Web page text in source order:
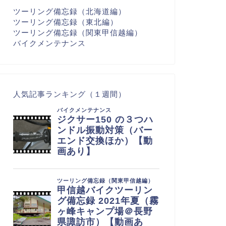
ツーリング備忘録（北海道編）
ツーリング備忘録（東北編）
ツーリング備忘録（関東甲信越編）
バイクメンテナンス
人気記事ランキング（１週間）